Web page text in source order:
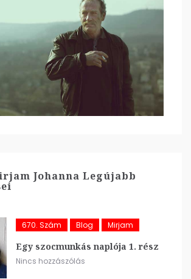
Johanna Legújabb
670. Szám Blog Mirjam
Egy szocmunkás naplója 1. rész
Nincs hozzászólás